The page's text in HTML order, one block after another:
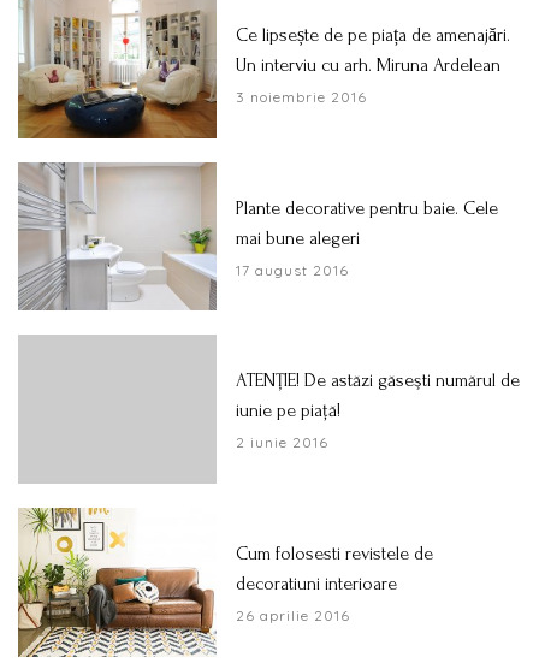
Ce lipsește de pe piața de amenajări.
Un interviu cu arh. Miruna Ardelean
3 noiembrie 2016
Plante decorative pentru baie. Cele
mai bune alegeri
17 august 2016
ATENŢIE! De astăzi găseşti numărul de
iunie pe piaţă!
2 iunie 2016
Cum folosesti revistele de
decoratiuni interioare
26 aprilie 2016